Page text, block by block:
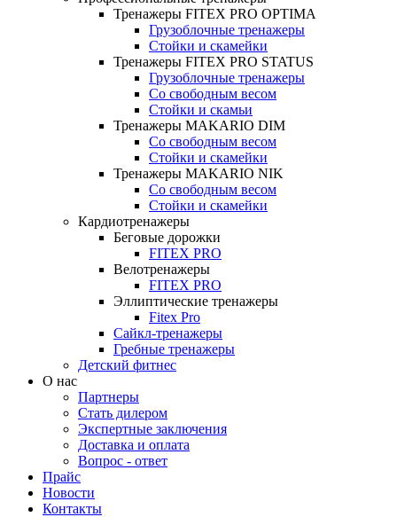
Тренажеры FITEX PRO OPTIMA
Грузоблочные тренажеры
Стойки и скамейки
Тренажеры FITEX PRO STATUS
Грузоблочные тренажеры
Со свободным весом
Стойки и скамьи
Тренажеры MAKARIO DIM
Со свободным весом
Стойки и скамейки
Тренажеры MAKARIO NIK
Со свободным весом
Стойки и скамейки
Кардиотренажеры
Беговые дорожки
FITEX PRO
Велотренажеры
FITEX PRO
Эллиптические тренажеры
Fitex Pro
Сайкл-тренажеры
Гребные тренажеры
Детский фитнес
О нас
Партнеры
Стать дилером
Экспертные заключения
Доставка и оплата
Вопрос - ответ
Прайс
Новости
Контакты